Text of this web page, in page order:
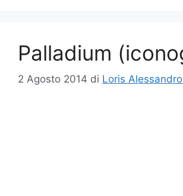
Palladium
2 Agosto 2014 di Loris